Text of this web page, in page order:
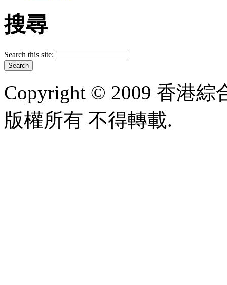
搜尋
Search this site:
Copyright © 2009 香港綜
版權所有 不得轉載.